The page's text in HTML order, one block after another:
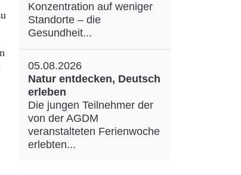
Konzentration auf weniger
Standorte – die
Gesundheit...
05.08.2026
Natur entdecken, Deutsch
erleben
Die jungen Teilnehmer der
von der AGDM
veranstalteten Ferienwoche
erlebten...